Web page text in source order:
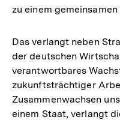
zu einem
Das verlangt neben
der deutschen
verantwortbares
zukunftsträchtiger
Zusammenwachsen
einem Staat, verlangt